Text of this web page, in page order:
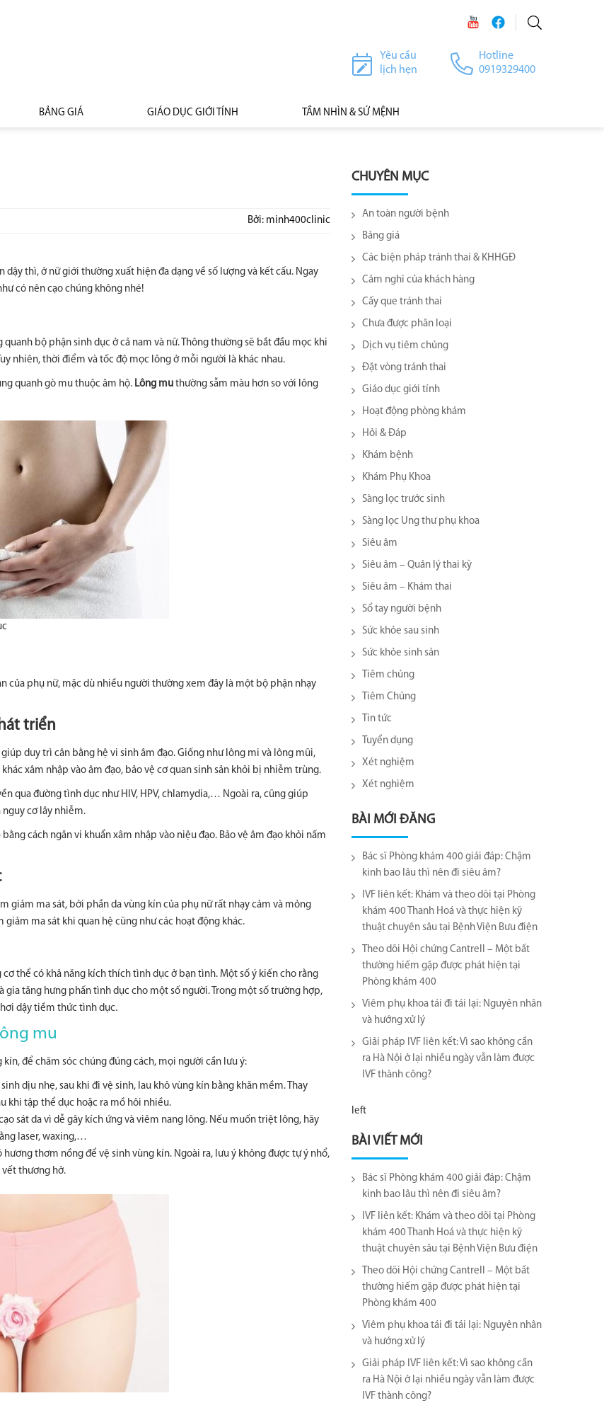
Hotline
0919329400
Yêu cầu
lịch hẹn
BẢNG GIÁ GIÁO DỤC GIỚI TÍNH TẦM NHÌN & SỨ MỆNH
Bởi: minh400clinic
thì, ở nữ giới thường xuất hiện đa dạng về số lượng và kết cấu. Ngay
có nên cạo chúng không nhé!
bộ phận sinh dục ở cả nam và nữ. Thông thường sẽ bắt đầu mọc khi
nhiên, thời điểm và tốc độ mọc lông ở mỗi người là khác nhau.
quanh gò mu thuộc âm hộ. Lông mu thường sẫm màu hơn so với lông
của phụ nữ, mặc dù nhiều người thường xem đây là một bộ phận nhạy
triển
duy trì cân bằng hệ vi sinh âm đạo. Giống như lông mi và lông mũi,
xâm nhập vào âm đạo, bảo vệ cơ quan sinh sản khỏi bị nhiễm trùng.
qua đường tình dục như HIV, HPV, chlamydia,… Ngoài ra, cũng giúp
nguy cơ lây nhiễm.
cách ngăn vi khuẩn xâm nhập vào niệu đạo. Bảo vệ âm đạo khỏi nấm
giảm ma sát, bởi phần da vùng kín của phụ nữ rất nhạy cảm và mỏng
ma sát khi quan hệ cũng như các hoạt động khác.
thể có khả năng kích thích tình dục ở bạn tình. Một số ý kiến cho rằng
tăng hưng phấn tình dục cho một số người. Trong một số trường hợp,
dậy tiềm thức tình dục.
mu
để chăm sóc chúng đúng cách, mọi người cần lưu ý:
dịu nhẹ, sau khi đi vệ sinh, lau khô vùng kín bằng khăn mềm. Thay
khi tập thể dục hoặc ra mồ hôi nhiều.
sát da vì dễ gây kích ứng và viêm nang lông. Nếu muốn triệt lông, hãy
laser, waxing,…
thơm nồng để vệ sinh vùng kín. Ngoài ra, lưu ý không được tự ý nhổ,
vết thương hở.
CHUYÊN MỤC
An toàn người bệnh
Bảng giá
Các biện pháp tránh thai & KHHGĐ
Cảm nghĩ của khách hàng
Cấy que tránh thai
Chưa được phân loại
Dịch vụ tiêm chủng
Đặt vòng tránh thai
Giáo dục giới tính
Hoạt động phòng khám
Hỏi & Đáp
Khám bệnh
Khám Phụ Khoa
Sàng lọc trước sinh
Sàng lọc Ung thư phụ khoa
Siêu âm
Siêu âm – Quản lý thai kỳ
Siêu âm – Khám thai
Sổ tay người bệnh
Sức khỏe sau sinh
Sức khỏe sinh sản
Tiêm chủng
Tiêm Chủng
Tin tức
Tuyển dụng
Xét nghiệm
Xét nghiệm
BÀI MỚI ĐĂNG
Bác sĩ Phòng khám 400 giải đáp: Chậm
kinh bao lâu thì nên đi siêu âm?
IVF liên kết: Khám và theo dõi tại Phòng
khám 400 Thanh Hoá và thực hiện kỹ
thuật chuyên sâu tại Bệnh Viện Bưu điện
Theo dõi Hội chứng Cantrell – Một bất
thường hiếm gặp được phát hiện tại
Phòng khám 400
Viêm phụ khoa tái đi tái lại​: Nguyên nhân
và hướng xử lý
Giải pháp IVF liên kết: Vì sao không cần
ra Hà Nội ở lại nhiều ngày vẫn làm được
IVF thành công?
left
BÀI VIẾT MỚI
Bác sĩ Phòng khám 400 giải đáp: Chậm
kinh bao lâu thì nên đi siêu âm?
IVF liên kết: Khám và theo dõi tại Phòng
khám 400 Thanh Hoá và thực hiện kỹ
thuật chuyên sâu tại Bệnh Viện Bưu điện
Theo dõi Hội chứng Cantrell – Một bất
thường hiếm gặp được phát hiện tại
Phòng khám 400
Viêm phụ khoa tái đi tái lại​: Nguyên nhân
và hướng xử lý
Giải pháp IVF liên kết: Vì sao không cần
ra Hà Nội ở lại nhiều ngày vẫn làm được
IVF thành công?